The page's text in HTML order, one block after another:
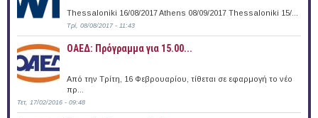
Thessaloniki 16/08/2017 Athens 08/09/2017 Thessaloniki 15/...
Τρί, 08/08/2017 - 11:43
ΟΑΕΔ: Πρόγραμμα για 15.00...
Από την Τρίτη, 16 Φεβρουαρίου, τίθεται σε εφαρμογή το νέο
πρ...
Τετ, 17/02/2016 - 09:48